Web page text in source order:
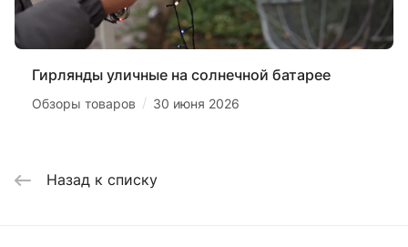
Гирлянды уличные на солнечной батарее
Обзоры товаров / 30 июня 2026
Назад к списку